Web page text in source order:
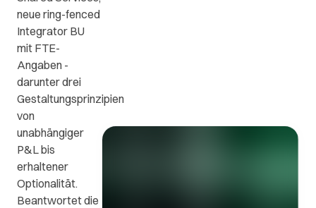
FAQs
Die
wichtigsten
Fragen
und
neue ring-fenced
Integrator BU
mit FTE-
Angaben -
darunter drei
Gestaltungsprinzipien
von
unabhängiger
P&L bis
erhaltener
Optionalität.
Beantwortet die